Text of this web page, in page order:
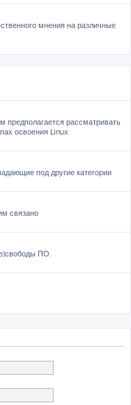
мнения на различные
предполагается рассматривать
освоения Linux
под другие категории
связано
ПО.